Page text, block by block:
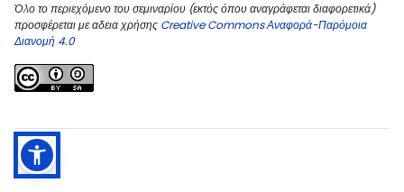
Όλο το περιεχόμενο του σεμιναρίου (εκτός όπου αναγράφεται διαφορετικά)
προσφέρεται με αδεια χρήσης Creative Commons Αναφορά-Παρόμοια
Διανομή 4.0